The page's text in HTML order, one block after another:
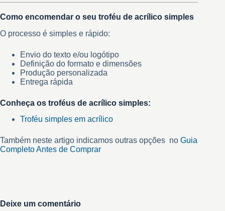
Como encomendar o seu troféu de acrílico simples
O processo é simples e rápido:
Envio do texto e/ou logótipo
Definição do formato e dimensões
Produção personalizada
Entrega rápida
Conheça os troféus de acrílico simples:
Troféu simples em acrílico
Também neste artigo indicamos outras opções no Guia
Completo Antes de Comprar
Deixe um comentário